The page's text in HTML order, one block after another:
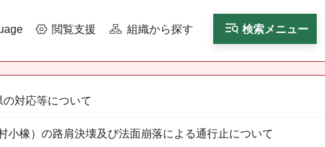
閲覧支援 組織から探す 検索メニュー
対応等について
小橡）の路肩決壊及び法面崩落による通行止について